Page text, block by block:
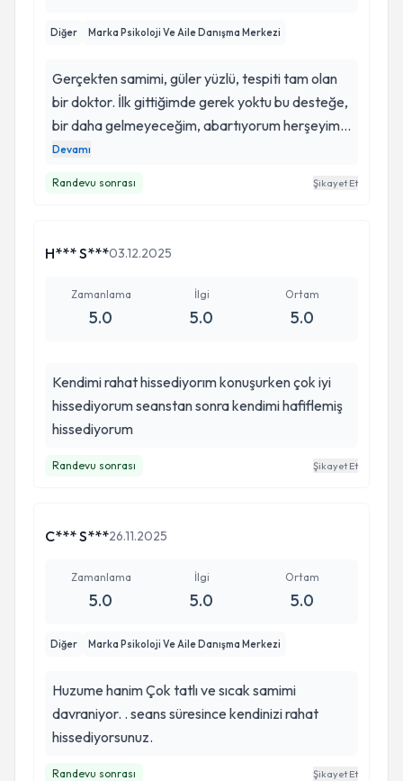
Diğer Marka Psikoloji Ve Aile Danışma Merkezi
Gerçekten samimi, güler yüzlü, tespiti tam olan
bir doktor. İlk gittiğimde gerek yoktu bu desteğe,
bir daha gelmeyeceğim, abartıyorum herşeyimi
diye çok düşündüm, yeri geldi eleştirildim. . .
inanamadığım anlarım oluyor. . İyiki karşıma
çıktınız, yolum sizinle kesişti. Hem aile bağlarım
tedavi olabiliyormuş. . teşekkür ederim 🙏
Devamı
Randevu sonrası Şikayet Et
H*** S***03.12.2025
Zamanlama
5.0
İlgi
5.0
Ortam
5.0
Kendimi rahat hissediyorım konuşurken çok iyi
hissediyorum seanstan sonra kendimi hafiflemiş
hissediyorum
Randevu sonrası Şikayet Et
C*** S***26.11.2025
Zamanlama
5.0
İlgi
5.0
Ortam
5.0
Diğer Marka Psikoloji Ve Aile Danışma Merkezi
Huzume hanim Çok tatlı ve sıcak samimi
davraniyor. . seans süresince kendinizi rahat
hissediyorsunuz.
Randevu sonrası Şikayet Et